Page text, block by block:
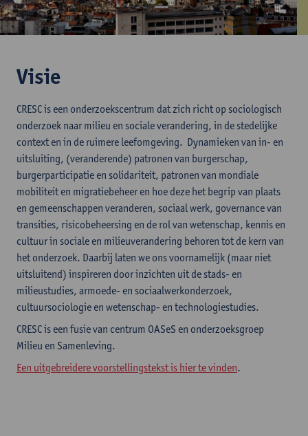
Visie
CRESC is een onderzoekscentrum dat zich richt op sociologisch
onderzoek naar milieu en sociale verandering, in de stedelijke
context en in de ruimere leefomgeving. Dynamieken van in- en
uitsluiting, (veranderende) patronen van burgerschap,
burgerparticipatie en solidariteit, patronen van mondiale
mobiliteit en migratiebeheer en hoe deze het begrip van plaats
en gemeenschappen veranderen, sociaal werk, governance van
transities, risicobeheersing en de rol van wetenschap, kennis en
cultuur in sociale en milieuverandering behoren tot de kern van
het onderzoek. Daarbij laten we ons voornamelijk (maar niet
uitsluitend) inspireren door inzichten uit de stads- en
milieustudies, armoede- en sociaalwerkonderzoek,
cultuursociologie en wetenschap- en technologiestudies.
CRESC is een fusie van centrum OASeS en onderzoeksgroep
Milieu en Samenleving.
Een uitgebreidere voorstellingstekst is hier te vinden.